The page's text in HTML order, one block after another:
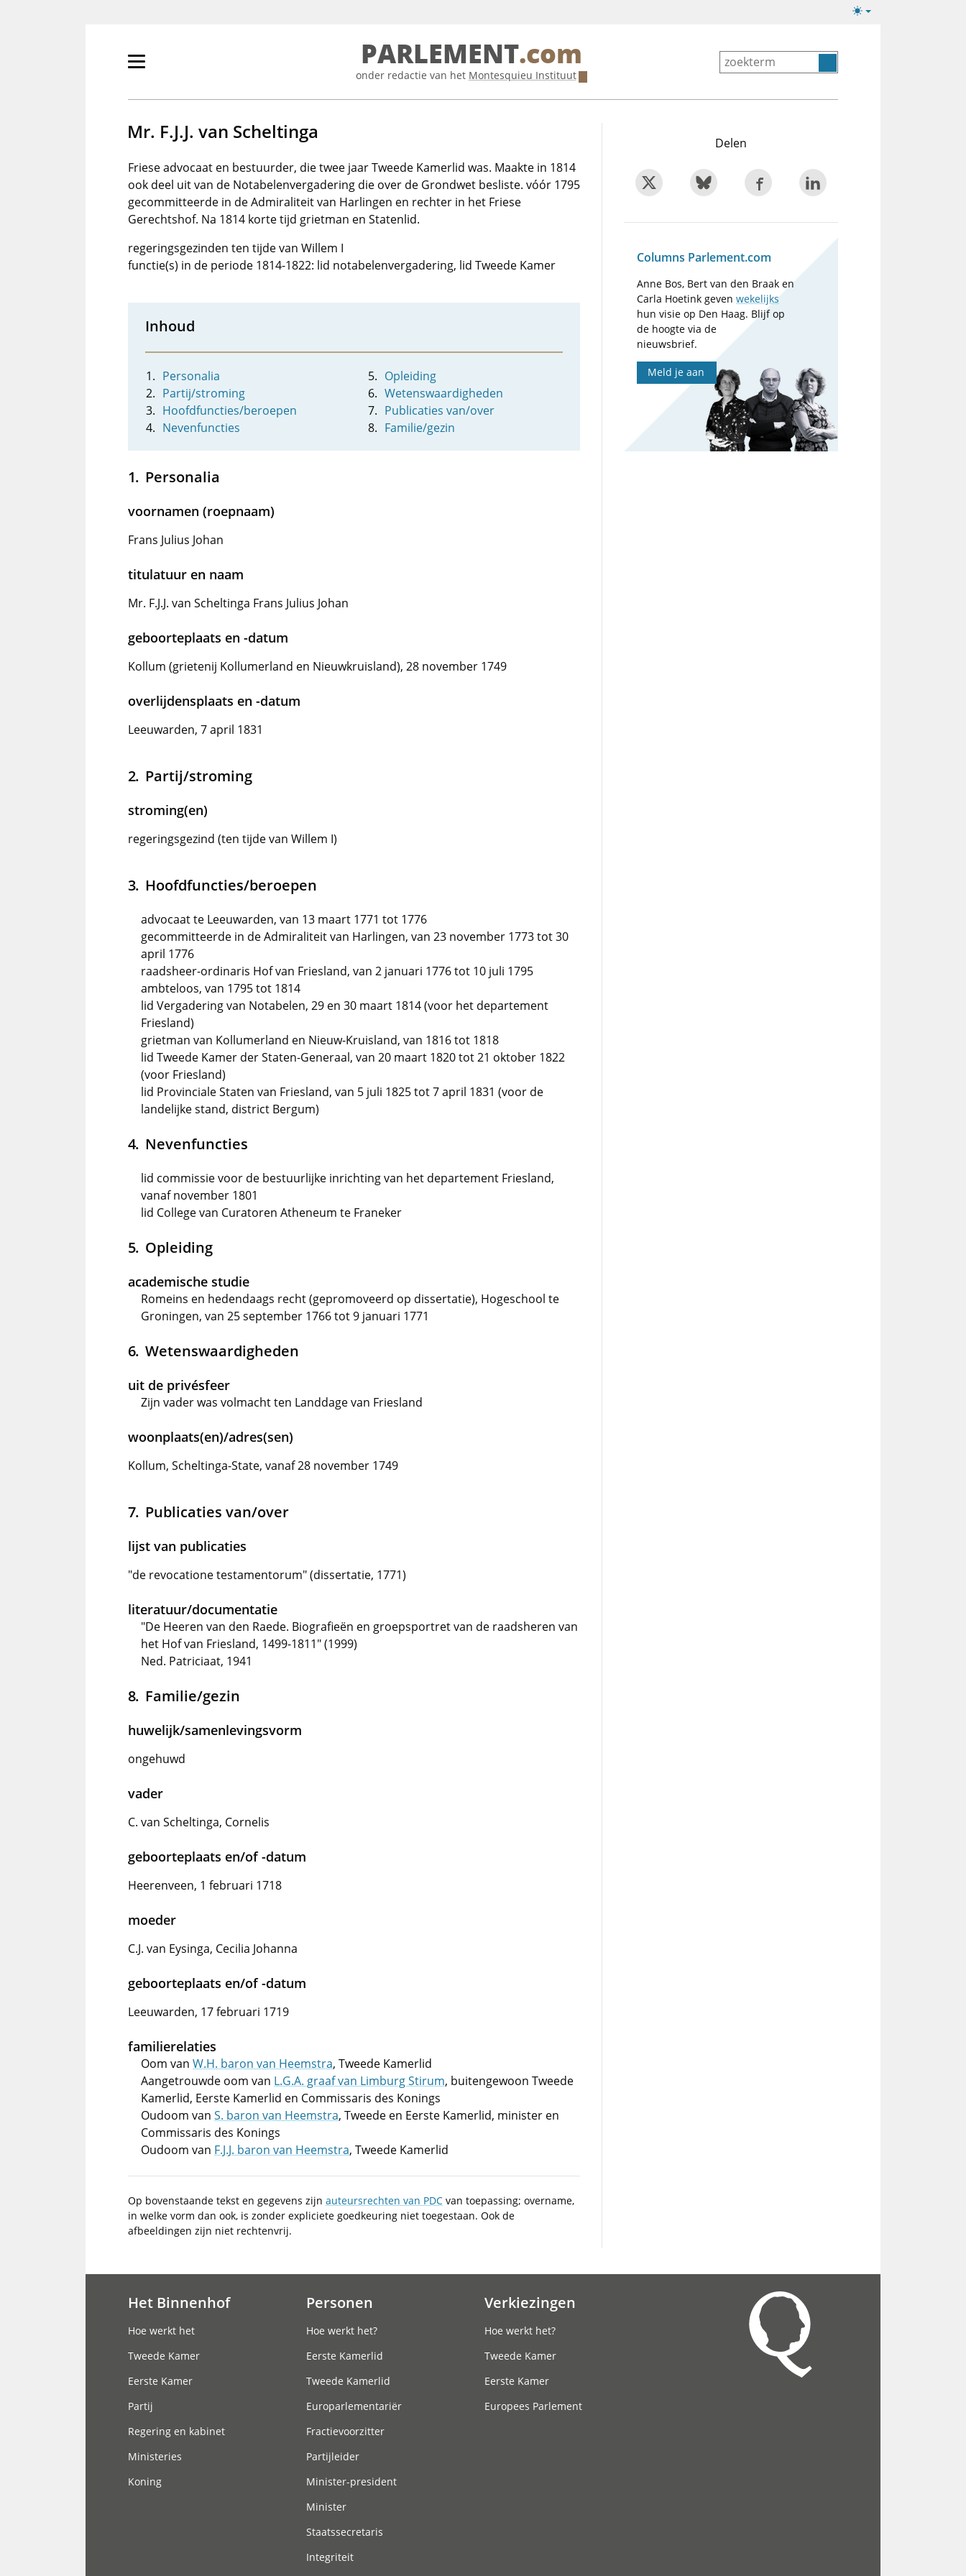
Lichte/donkere
Primair
tonen/verbergen
PARLEMENT.com
onder redactie van het Montesquieu Instituut
Mr. F.J.J. van Scheltinga
Friese advocaat en bestuurder, die twee jaar Tweede Kamerlid was. Maakte in 1814
ook deel uit van de Notabelenvergadering die over de Grondwet besliste. vóór 1795
gecommitteerde in de Admiraliteit van Harlingen en rechter in het Friese
Gerechtshof. Na 1814 korte tijd grietman en Statenlid.
regeringsgezinden ten tijde van Willem I
functie(s) in de periode 1814-1822: lid notabelenvergadering, lid Tweede Kamer
Inhoud
Personalia
Partij/stroming
Hoofdfuncties/beroepen
Nevenfuncties
Opleiding
Wetenswaardigheden
Publicaties van/over
Familie/gezin
Personalia
voornamen (roepnaam)
Frans Julius Johan
titulatuur en naam
Mr. F.J.J. van Scheltinga Frans Julius Johan
geboorteplaats en -datum
Kollum (grietenij Kollumerland en Nieuwkruisland), 28 november 1749
overlijdensplaats en -datum
Leeuwarden, 7 april 1831
Partij/stroming
stroming(en)
regeringsgezind (ten tijde van Willem I)
Hoofdfuncties/beroepen
advocaat te Leeuwarden, van 13 maart 1771 tot 1776
gecommitteerde in de Admiraliteit van Harlingen, van 23 november 1773 tot 30
april 1776
raadsheer-ordinaris Hof van Friesland, van 2 januari 1776 tot 10 juli 1795
ambteloos, van 1795 tot 1814
lid Vergadering van Notabelen, 29 en 30 maart 1814 (voor het departement
Friesland)
grietman van Kollumerland en Nieuw-Kruisland, van 1816 tot 1818
lid Tweede Kamer der Staten-Generaal, van 20 maart 1820 tot 21 oktober 1822
(voor Friesland)
lid Provinciale Staten van Friesland, van 5 juli 1825 tot 7 april 1831 (voor de
landelijke stand, district Bergum)
Nevenfuncties
lid commissie voor de bestuurlijke inrichting van het departement Friesland,
vanaf november 1801
lid College van Curatoren Atheneum te Franeker
Opleiding
academische studie
Romeins en hedendaags recht (gepromoveerd op dissertatie), Hogeschool te
Groningen, van 25 september 1766 tot 9 januari 1771
Wetenswaardigheden
uit de privésfeer
Zijn vader was volmacht ten Landdage van Friesland
woonplaats(en)/adres(sen)
Kollum, Scheltinga-State, vanaf 28 november 1749
Publicaties van/over
lijst van publicaties
"de revocatione testamentorum" (dissertatie, 1771)
literatuur/documentatie
"De Heeren van den Raede. Biografieën en groepsportret van de raadsheren van
het Hof van Friesland, 1499-1811" (1999)
Ned. Patriciaat, 1941
Familie/gezin
huwelijk/samenlevingsvorm
ongehuwd
vader
C. van Scheltinga, Cornelis
geboorteplaats en/of -datum
Heerenveen, 1 februari 1718
moeder
C.J. van Eysinga, Cecilia Johanna
geboorteplaats en/of -datum
Leeuwarden, 17 februari 1719
familierelaties
Oom van W.H. baron van Heemstra, Tweede Kamerlid
Aangetrouwde oom van L.G.A. graaf van Limburg Stirum, buitengewoon Tweede
Kamerlid, Eerste Kamerlid en Commissaris des Konings
Oudoom van S. baron van Heemstra, Tweede en Eerste Kamerlid, minister en
Commissaris des Konings
Oudoom van F.J.J. baron van Heemstra, Tweede Kamerlid
Op bovenstaande tekst en gegevens zijn auteursrechten van PDC van toepassing; overname,
in welke vorm dan ook, is zonder expliciete goedkeuring niet toegestaan. Ook de
afbeeldingen zijn niet rechtenvrij.
Delen
Columns Parlement.com
Anne Bos, Bert van den Braak en
Carla Hoetink gevenwekelijks
hun visie op Den Haag. Blijf op
de hoogte via de
nieuwsbrief.
Meld je aan
Het Binnenhof
Hoe werkt het
Tweede Kamer
Eerste Kamer
Partij
Regering en kabinet
Ministeries
Koning
Personen
Hoe werkt het?
Eerste Kamerlid
Tweede Kamerlid
Europarlementariër
Fractievoorzitter
Partijleider
Minister-president
Minister
Staatssecretaris
Integriteit
Verkiezingen
Hoe werkt het?
Tweede Kamer
Eerste Kamer
Europees Parlement